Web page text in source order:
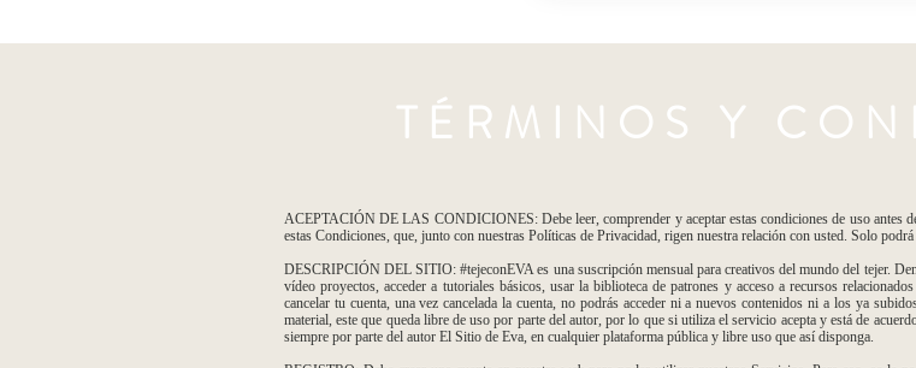
TÉRMINOS Y
ACEPTACIÓN DE LAS CONDICIONES: Debe leer, comprender y aceptar estas condiciones de uso antes
estas Condiciones, que, junto con nuestras Políticas de Privacidad, rigen nuestra relación con usted. Solo
DESCRIPCIÓN DEL SITIO: #tejeconEVA es una suscripción mensual para creativos del mundo del tejer.
vídeo proyectos, acceder a tutoriales básicos, usar la biblioteca de patrones y acceso a recursos
cancelar tu cuenta, una vez cancelada la cuenta, no podrás acceder ni a nuevos contenidos ni a los ya
material, este que queda libre de uso por parte del autor, por lo que si utiliza el servicio acepta y está de
siempre por parte del autor El Sitio de Eva, en cualquier plataforma pública y libre uso que así disponga.